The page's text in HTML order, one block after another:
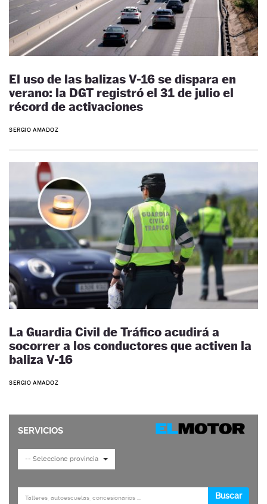
El uso de las balizas V-16 se dispara en
verano: la DGT registró el 31 de julio el
récord de activaciones
SERGIO AMADOZ
La Guardia Civil de Tráfico acudirá a
socorrer a los conductores que activen la
baliza V-16
SERGIO AMADOZ